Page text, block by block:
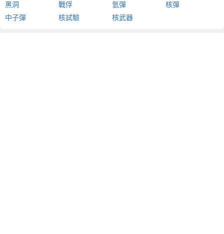
黑洞 戰俘 氫彈
核彈
中子彈
核試驗 核武器